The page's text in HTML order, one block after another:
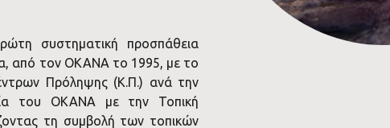
συστηματική προσπάθεια
από τον ΟΚΑΝΑ το 1995, με το
Πρόληψης (Κ.Π.) ανά την
του ΟΚΑΝΑ με την Τοπική
τη συμβολή των τοπικών